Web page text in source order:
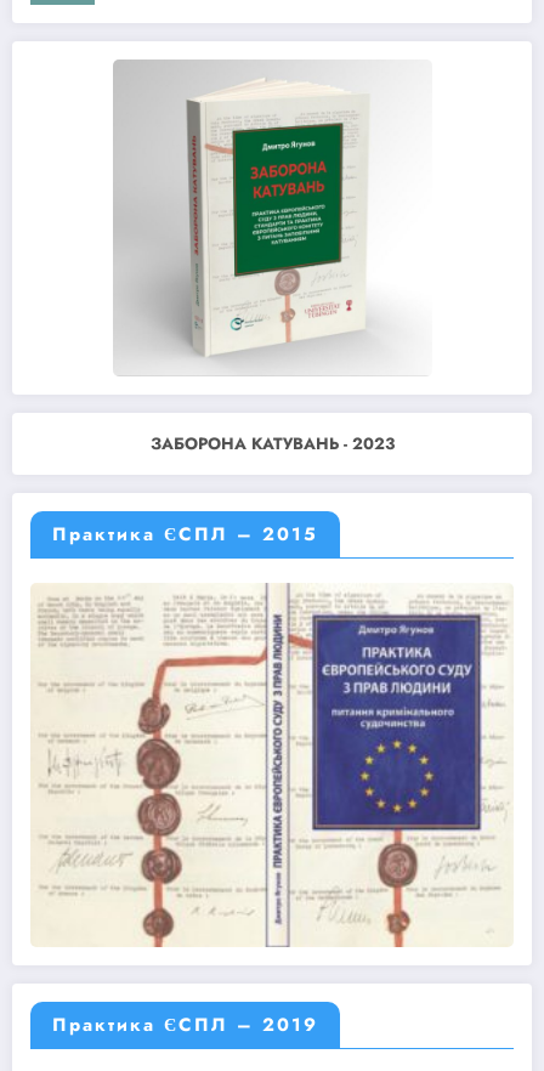
ЗАБОРОНА КАТУВАНЬ - 2023
Практика ЄСПЛ – 2015
Практика ЄСПЛ – 2019